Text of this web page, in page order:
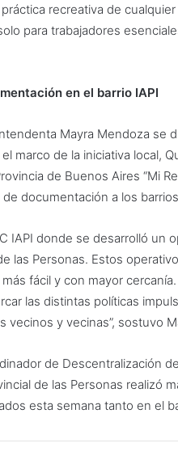
recreativa de
para trabajadores
en el barrio IAPI
Mayra Mendoza se
marco de la iniciativa local,
de Buenos Aires “Mi
documentación a los
IAPI donde se desarrolló un
las Personas. Estos
fácil y con mayor
las distintas políticas
vecinos y vecinas”, sostuvo
de Descentralización
de las Personas realizó
esta semana tanto en el